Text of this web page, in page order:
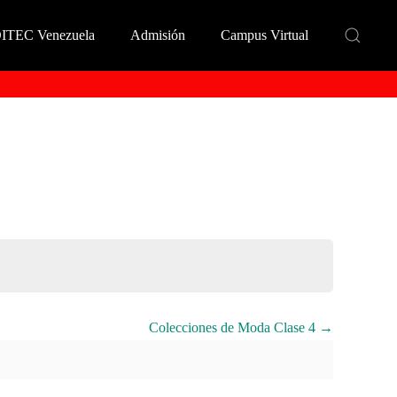
Venezuela Admisión Campus Virtual
Colecciones de Moda Clase 4